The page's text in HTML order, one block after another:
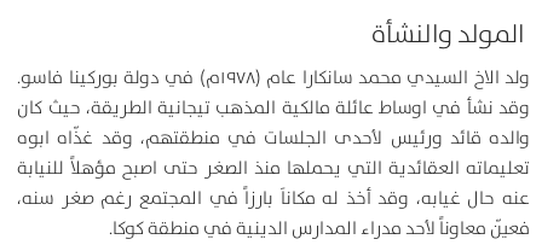
المولد والنشأة
ولد الاخ السيدي محمد سانكارا عام (۱۹۷۸م) في دولة بوركينا فاسو.
وقد نشأ في اوساط عائلة مالكية المذهب تيجانية الطريقة، حيث كان
والده قائد ورئيس لأحدى الجلسات في منطقتهم، وقد غذّاه ابوه
تعليماته العقائدية التي يحملها منذ الصغر حتى اصبح مؤهلاً للنيابة
عنه حال غيابه، وقد أخذ له مكاناَ بارزاً في المجتمع رغم صغر سنه،
فعيّن معاوناً لأحد مدراء المدارس الدينية في منطقة كوكا.